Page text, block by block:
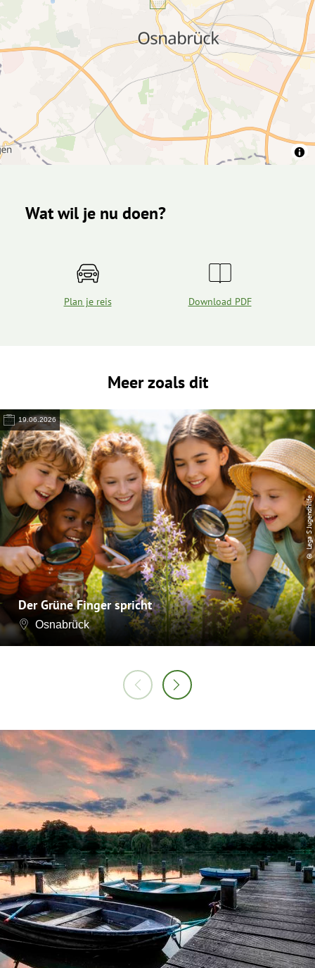
Wat wil je nu doen?
Plan je reis Download PDF
Meer zoals dit
19.06.2026
Der Grüne Finger spricht
Osnabrück
© Lega S Jugendhilfe